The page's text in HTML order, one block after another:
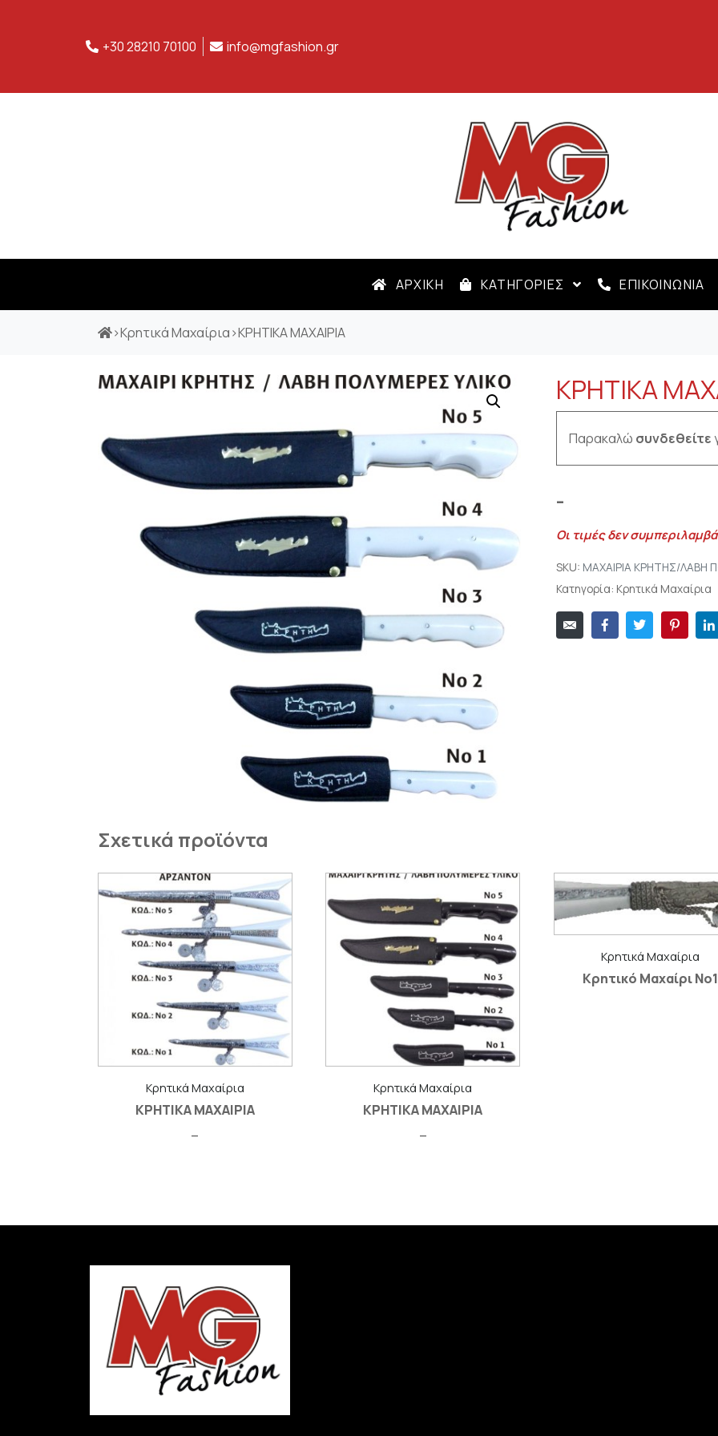
+30 28210 70100 info@mgfashion.gr
ΑΡΧΙΚΗ ΚΑΤΗΓΟΡΙΕΣ ΕΠΙΚΟΙΝΩΝΙΑ
>Κρητικά Μαχαίρια>ΚΡΗΤΙΚΑ ΜΑΧΑΙΡΙΑ
ΚΡΗΤΙΚΑ
Παρακαλώ συνδεθείτε
–
Οι τιμές δεν
SKU: ΜΑΧΑΙΡΙΑ ΚΡΗΤΗΣ/ΛΑΒΗ
Κατηγορία: Κρητικά Μαχαίρια
Σχετικά προϊόντα
Κρητικά Μαχαίρια
ΚΡΗΤΙΚΑ ΜΑΧΑΙΡΙΑ
–
Κρητικά Μαχαίρια
ΚΡΗΤΙΚΑ ΜΑΧΑΙΡΙΑ
–
Κρητικά Μαχαίρια
Κρητικό Μαχαίρι No1